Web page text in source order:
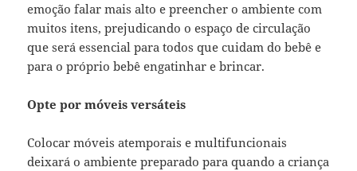
emoção falar mais alto e preencher o ambiente com
muitos itens, prejudicando o espaço de circulação
que será essencial para todos que cuidam do bebê e
para o próprio bebê engatinhar e brincar.
Opte por móveis versáteis
Colocar móveis atemporais e multifuncionais
deixará o ambiente preparado para quando a criança